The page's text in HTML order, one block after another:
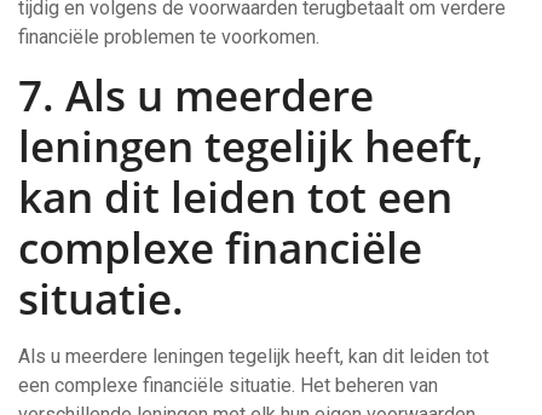
tijdig en volgens de voorwaarden terugbetaalt om verdere
financiële problemen te voorkomen.
7. Als u meerdere
leningen tegelijk heeft,
kan dit leiden tot een
complexe financiële
situatie.
Als u meerdere leningen tegelijk heeft, kan dit leiden tot
een complexe financiële situatie. Het beheren van